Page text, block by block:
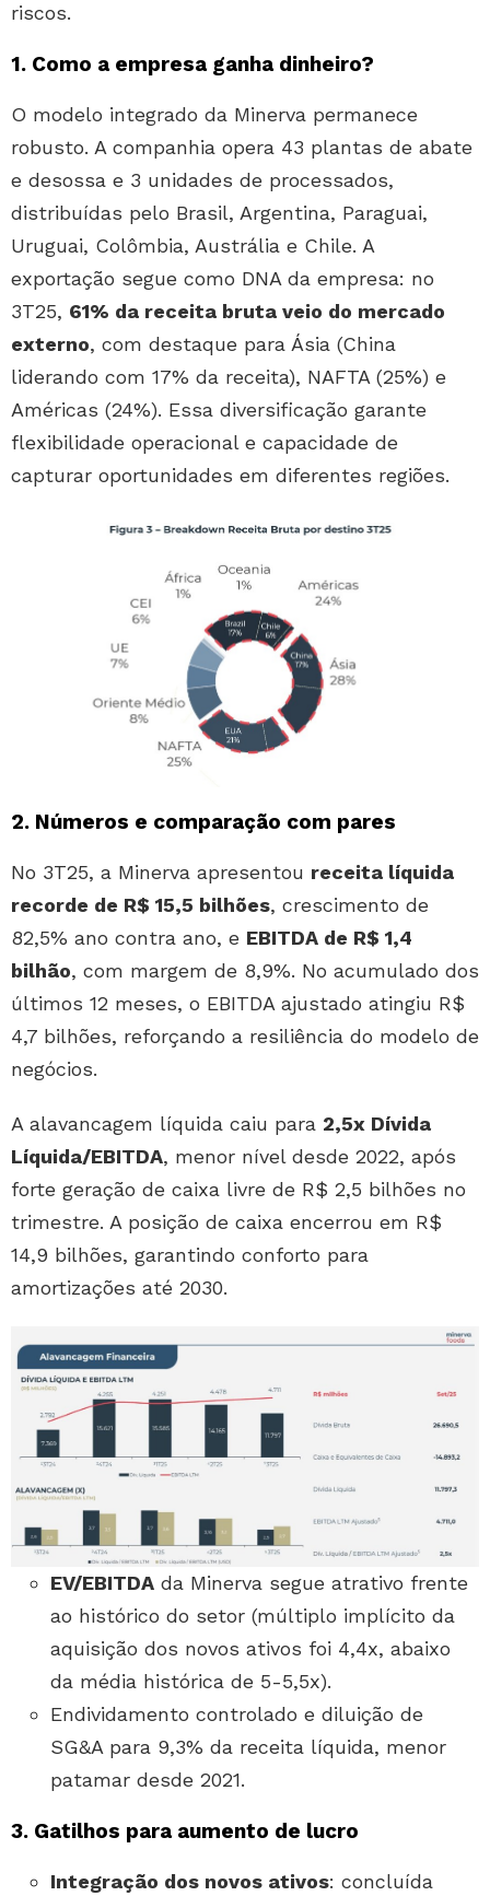
riscos.
1. Como a empresa ganha dinheiro?
O modelo integrado da Minerva permanece
robusto. A companhia opera 43 plantas de abate
e desossa e 3 unidades de processados,
distribuídas pelo Brasil, Argentina, Paraguai,
Uruguai, Colômbia, Austrália e Chile. A
exportação segue como DNA da empresa: no
3T25, 61% da receita bruta veio do mercado
externo, com destaque para Ásia (China
liderando com 17% da receita), NAFTA (25%) e
Américas (24%). Essa diversificação garante
flexibilidade operacional e capacidade de
capturar oportunidades em diferentes regiões.
2. Números e comparação com pares
No 3T25, a Minerva apresentou receita líquida
recorde de R$ 15,5 bilhões, crescimento de
82,5% ano contra ano, e EBITDA de R$ 1,4
bilhão, com margem de 8,9%. No acumulado dos
últimos 12 meses, o EBITDA ajustado atingiu R$
4,7 bilhões, reforçando a resiliência do modelo de
negócios.
A alavancagem líquida caiu para 2,5x Dívida
Líquida/EBITDA, menor nível desde 2022, após
forte geração de caixa livre de R$ 2,5 bilhões no
trimestre. A posição de caixa encerrou em R$
14,9 bilhões, garantindo conforto para
amortizações até 2030.
EV/EBITDA da Minerva segue atrativo frente
ao histórico do setor (múltiplo implícito da
aquisição dos novos ativos foi 4,4x, abaixo
da média histórica de 5-5,5x).
Endividamento controlado e diluição de
SG&A para 9,3% da receita líquida, menor
patamar desde 2021.
3. Gatilhos para aumento de lucro
Integração dos novos ativos: concluída